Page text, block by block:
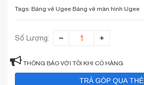
Tags: Bảng vẽ Ugee Bảng vẽ màn hình Ugee
Số Lượng:
THÔNG BÁO VỚI TÔI KHI CÓ HÀNG
TRẢ GÓP QUA THẺ